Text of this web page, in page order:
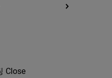
Close